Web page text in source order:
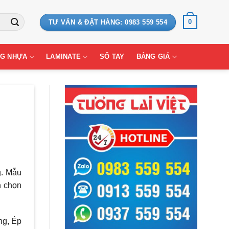
TƯ VẤN & ĐẶT HÀNG: 0983 559 554 0
NHỰA LAMINATE SỔ TAY BẢNG GIÁ
Mẫu
chọn
Ép